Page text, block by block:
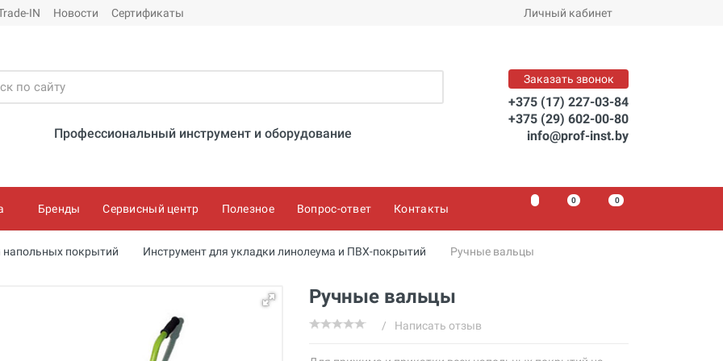
IN Новости Сертификаты Личный кабинет
Профессиональный инструмент и оборудование
Заказать звонок
+375 (17) 227-03-84
+375 (29) 602-00-80
info@prof-inst.by
Бренды Сервисный центр Полезное Вопрос-ответ Контакты
0 00
напольных покрытий Инструмент для укладки линолеума и ПВХ-покрытий Ручные вальцы
Ручные вальцы
/ Написать отзыв